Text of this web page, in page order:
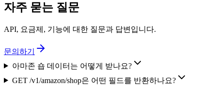
자주 묻는 질문
API, 요금제, 기능에 대한 질문과 답변입니다.
문의하기
아마존 숍 데이터는 어떻게 받나요?
GET /v1/amazon/shop은 어떤 필드를 반환하나요?